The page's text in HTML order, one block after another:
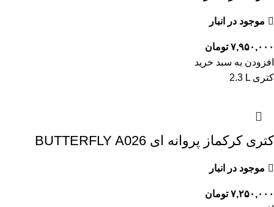
موجود در انبار
۷,۹۵۰,۰۰۰ تومان
افزودن به سبد خرید
2.3 L کتری
کتری کرکماز پروانه ای BUTTERFLY A026
موجود در انبار
۷,۲۵۰,۰۰۰ تومان